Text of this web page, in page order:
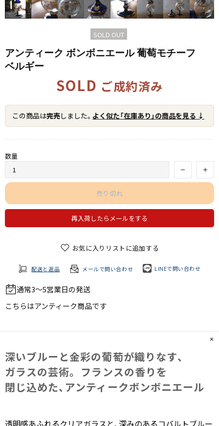
SOLD OUT
アンティーク ボンボニエール 葡萄モチーフ
ベルギー
SOLD ご成約済み
この商品は完売しました。 よく似た「在庫あり」の商品を見る ↓
数量
売り切れ
再入荷したらメールをする
お気に入りリストに追加する
配送と返品 メールで問い合わせ LINEで問い合わせ
通常3～5営業日の発送
こちらはアンティーク商品です
深いブルーと​金彩の​葡萄が​織りなす、​
ガラスの​芸術。​ フランスの​香りを​
閉じ込めた、​アンティークボンボニエール
透明感あふれるクリアガラスと、深みのあるコバルトブルー